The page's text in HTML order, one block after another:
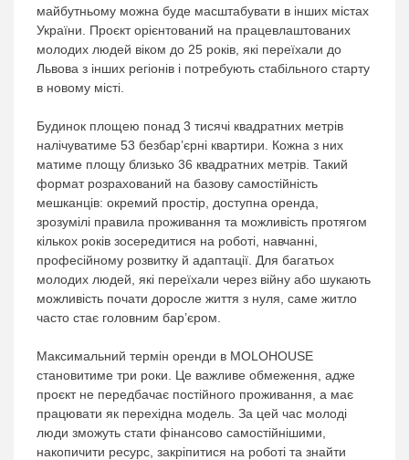
майбутньому можна буде масштабувати в інших містах
України. Проєкт орієнтований на працевлаштованих
молодих людей віком до 25 років, які переїхали до
Львова з інших регіонів і потребують стабільного старту
в новому місті.
Будинок площею понад 3 тисячі квадратних метрів
налічуватиме 53 безбар’єрні квартири. Кожна з них
матиме площу близько 36 квадратних метрів. Такий
формат розрахований на базову самостійність
мешканців: окремий простір, доступна оренда,
зрозумілі правила проживання та можливість протягом
кількох років зосередитися на роботі, навчанні,
професійному розвитку й адаптації. Для багатьох
молодих людей, які переїхали через війну або шукають
можливість почати доросле життя з нуля, саме житло
часто стає головним бар’єром.
Максимальний термін оренди в MOLOHOUSE
становитиме три роки. Це важливе обмеження, адже
проєкт не передбачає постійного проживання, а має
працювати як перехідна модель. За цей час молоді
люди зможуть стати фінансово самостійнішими,
накопичити ресурс, закріпитися на роботі та знайти